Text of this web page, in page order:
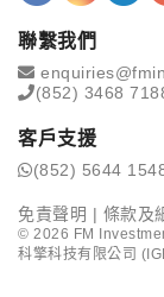
聯繫我們
(852) 3468
客戶支援
(852) 5644
免責聲明 | 條款及
© 2026 FM
科擎科技有限公司